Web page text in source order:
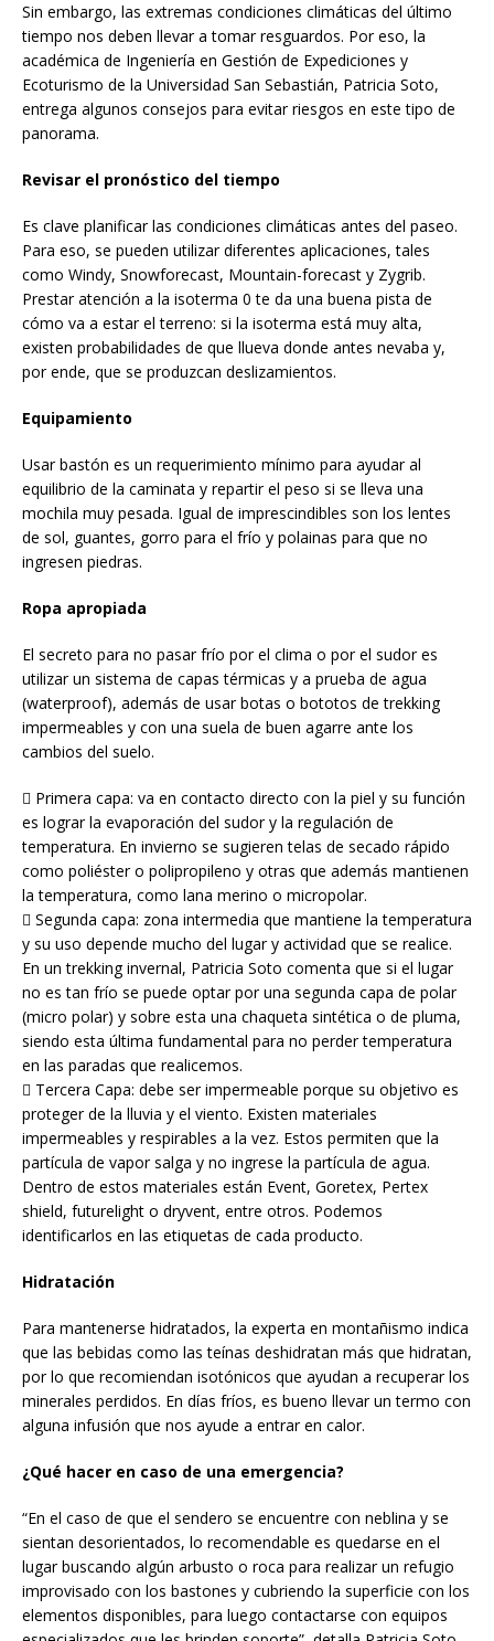
Sin embargo, las extremas condiciones climáticas del último
tiempo nos deben llevar a tomar resguardos. Por eso, la
académica de Ingeniería en Gestión de Expediciones y
Ecoturismo de la Universidad San Sebastián, Patricia Soto,
entrega algunos consejos para evitar riesgos en este tipo de
panorama.
Revisar el pronóstico del tiempo
Es clave planificar las condiciones climáticas antes del paseo.
Para eso, se pueden utilizar diferentes aplicaciones, tales
como Windy, Snowforecast, Mountain-forecast y Zygrib.
Prestar atención a la isoterma 0 te da una buena pista de
cómo va a estar el terreno: si la isoterma está muy alta,
existen probabilidades de que llueva donde antes nevaba y,
por ende, que se produzcan deslizamientos.
Equipamiento
Usar bastón es un requerimiento mínimo para ayudar al
equilibrio de la caminata y repartir el peso si se lleva una
mochila muy pesada. Igual de imprescindibles son los lentes
de sol, guantes, gorro para el frío y polainas para que no
ingresen piedras.
Ropa apropiada
El secreto para no pasar frío por el clima o por el sudor es
utilizar un sistema de capas térmicas y a prueba de agua
(waterproof), además de usar botas o bototos de trekking
impermeables y con una suela de buen agarre ante los
cambios del suelo.
 Primera capa: va en contacto directo con la piel y su función
es lograr la evaporación del sudor y la regulación de
temperatura. En invierno se sugieren telas de secado rápido
como poliéster o polipropileno y otras que además mantienen
la temperatura, como lana merino o micropolar.
 Segunda capa: zona intermedia que mantiene la temperatura
y su uso depende mucho del lugar y actividad que se realice.
En un trekking invernal, Patricia Soto comenta que si el lugar
no es tan frío se puede optar por una segunda capa de polar
(micro polar) y sobre esta una chaqueta sintética o de pluma,
siendo esta última fundamental para no perder temperatura
en las paradas que realicemos.
 Tercera Capa: debe ser impermeable porque su objetivo es
proteger de la lluvia y el viento. Existen materiales
impermeables y respirables a la vez. Estos permiten que la
partícula de vapor salga y no ingrese la partícula de agua.
Dentro de estos materiales están Event, Goretex, Pertex
shield, futurelight o dryvent, entre otros. Podemos
identificarlos en las etiquetas de cada producto.
Hidratación
Para mantenerse hidratados, la experta en montañismo indica
que las bebidas como las teínas deshidratan más que hidratan,
por lo que recomiendan isotónicos que ayudan a recuperar los
minerales perdidos. En días fríos, es bueno llevar un termo con
alguna infusión que nos ayude a entrar en calor.
¿Qué hacer en caso de una emergencia?
“En el caso de que el sendero se encuentre con neblina y se
sientan desorientados, lo recomendable es quedarse en el
lugar buscando algún arbusto o roca para realizar un refugio
improvisado con los bastones y cubriendo la superficie con los
elementos disponibles, para luego contactarse con equipos